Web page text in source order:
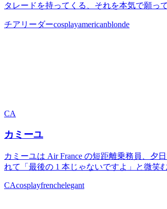
タレードを持ってくる、それを本気で願っ
チアリーダーcosplayamericanblonde
CA
カミーユ
カミーユは Air France の短距離乗務員、夕
れて「最後の 1 本じゃないですよ」と微笑
CAcosplayfrenchelegant